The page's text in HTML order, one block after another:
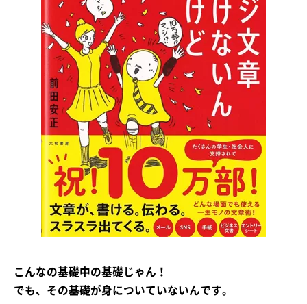
こんなの基礎中の基礎じゃん！
でも、その基礎が身についていないんです。